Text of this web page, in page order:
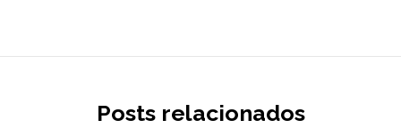
Posts relacionados